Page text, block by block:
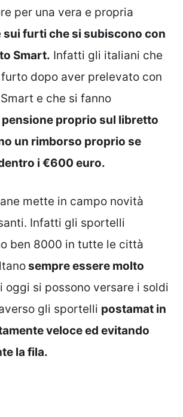
per una vera e propria
sui furti che si subiscono con
Smart. Infatti gli italiani che
dopo aver prelevato con
e che si fanno
pensione proprio sul libretto
un rimborso proprio se
i €600 euro.
mette in campo novità
Infatti gli sportelli
ben 8000 in tutte le città
sempre essere molto
oggi si possono versare i soldi
gli sportelli postamat in
veloce ed evitando
la fila.